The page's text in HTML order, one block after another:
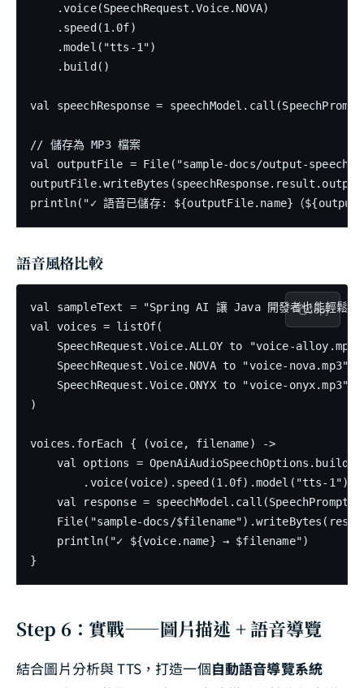
    .voice(SpeechRequest.Voice.NOVA)
    .speed(1.0f)
    .model("tts-1")
    .build()
val speechResponse =
// 儲存為 MP3 檔案
val outputFile = File("sample-docs/output-
println("✓ 語音已儲存: ${outputFile.name}（
語音風格比較
val sampleText = "Spring AI 讓 Java 開發者也能輕鬆建
val voices = listOf(
SpeechRequest.Voice.ALLOY to "voice-
    SpeechRequest.Voice.NOVA to "voice-nova.mp3",
    SpeechRequest.Voice.ONYX to "voice-onyx.mp3"
)
voices.forEach { (voice, filename) ->
val options =
.voice(voice).speed(1.0f).model("tts-
val response =
File("sample-docs/
    println("✓ ${voice.name} → $filename")
}
Copy
Step 6：實戰——圖片描述 + 語音導覽
結合圖片分析與 TTS，打造一個自動語音導覽系統